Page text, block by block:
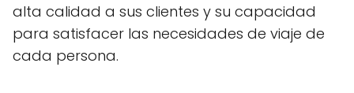
alta calidad a sus clientes y su capacidad
para satisfacer las necesidades de viaje de
cada persona.